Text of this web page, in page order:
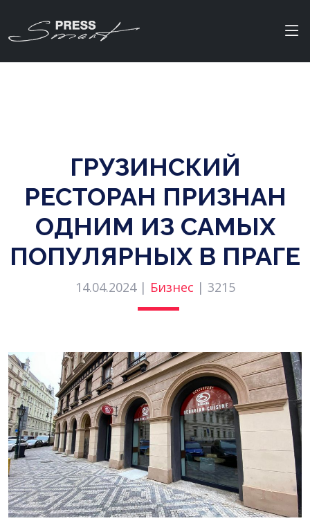
ГРУЗИНСКИЙ
РЕСТОРАН ПРИЗНАН
ОДНИМ ИЗ САМЫХ
ПОПУЛЯРНЫХ В ПРАГЕ
14.04.2024 | Бизнес | 3215